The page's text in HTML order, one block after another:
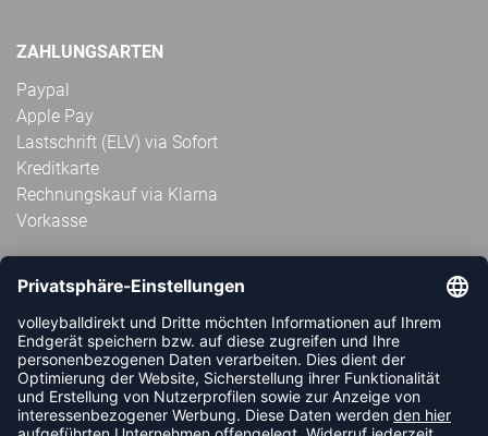
ZAHLUNGSARTEN
Paypal
Apple Pay
Lastschrift (ELV) via Sofort
Kreditkarte
Rechnungskauf via Klarna
Vorkasse
ABONNIERE JETZT DEN KOSTENLOSEN
VOLLEYBALLDIREKT-NEWSLETTER UND VERPASSE KEINE
NEUIGKEIT ODER AKTION MEHR.
JETZT ANMELDEN